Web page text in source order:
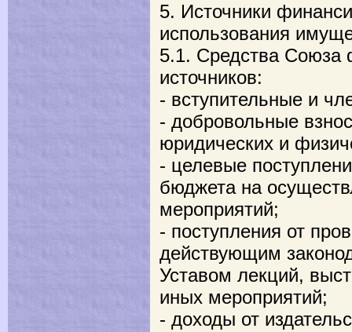
5. Источники
использования
5.1. Средства Союза
источников:
- вступительные и
- добровольные
юридических и
- целевые
бюджета на
мероприятий;
- поступления от
действующим
Уставом лекций,
иных мероприятий;
- доходы от